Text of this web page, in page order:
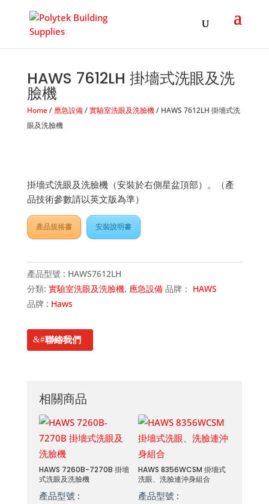
HAWS 7612LH 掛墻式洗眼及洗
臉機
Home/ 應急設備/實驗室洗眼及洗臉機/ HAWS 7612LH 掛墻式洗
眼及洗臉機
掛墻式洗眼及洗臉機（安裝於右側星盆頂部）。（產
品技術參數請以英文版為準）
產品規格書 安裝說明書
產品型號 : HAWS7612LH
分類: 實驗室洗眼及洗臉機, 應急設備 品牌： HAWS
品牌 : Haws
聯絡我們
相關商品
HAWS 7260B-7270B 掛墻
式洗眼及洗臉機
產品型號 :
HAWS 8356WCSM 掛墻式
洗眼、洗臉連沖身組合
產品型號 :